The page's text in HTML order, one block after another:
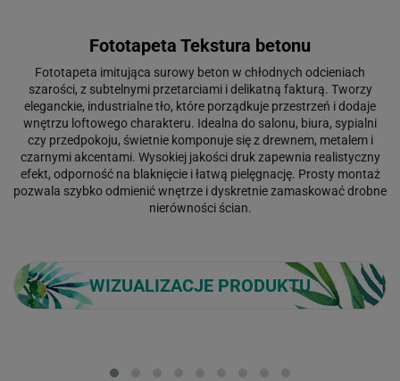
Fototapeta Tekstura betonu
Fototapeta imitująca surowy beton w chłodnych odcieniach
szarości, z subtelnymi przetarciami i delikatną fakturą. Tworzy
eleganckie, industrialne tło, które porządkuje przestrzeń i dodaje
wnętrzu loftowego charakteru. Idealna do salonu, biura, sypialni
czy przedpokoju, świetnie komponuje się z drewnem, metalem i
czarnymi akcentami. Wysokiej jakości druk zapewnia realistyczny
efekt, odporność na blaknięcie i łatwą pielęgnację. Prosty montaż
pozwala szybko odmienić wnętrze i dyskretnie zamaskować drobne
nierówności ścian.
WIZUALIZACJE PRODUKTU